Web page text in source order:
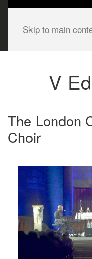
Skip to main
V
The London
Choir